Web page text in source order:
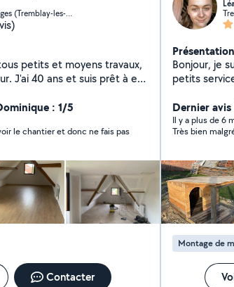
Tremblay-les-Villages (Tremblay-les-Villages)
petits et moyens travaux,
J'ai 40 ans et suis prêt à en
: 1/5
Contacter
Présentation
Bonjour, je
petits
repassage.
types
plus
Dernier
Il y a plus de 6
Très bien
Montage de